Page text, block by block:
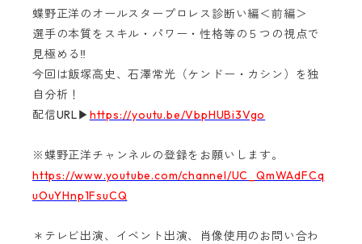
蝶野正洋のオールスタープロレス診断い編＜前編＞
選手の本質をスキル・パワー・性格等の５つの視点で
見極める‼
今回は飯塚高史、石澤常光（ケンドー・カシン）を独
自分析！
配信URL▶ https://youtu.be/VbpHUBi3Vgo
※蝶野正洋チャンネルの登録をお願いします。
https://www.youtube.com/channel/UC_QmWAdFCq
uOuYHnp1FsuCQ
＊テレビ出演、イベント出演、肖像使用のお問い合わ